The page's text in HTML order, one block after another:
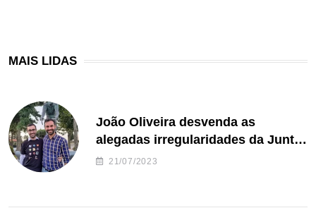
MAIS LIDAS
João Oliveira desvenda as
alegadas irregularidades da Junta
de Freguesia S. João de Ver
21/07/2023